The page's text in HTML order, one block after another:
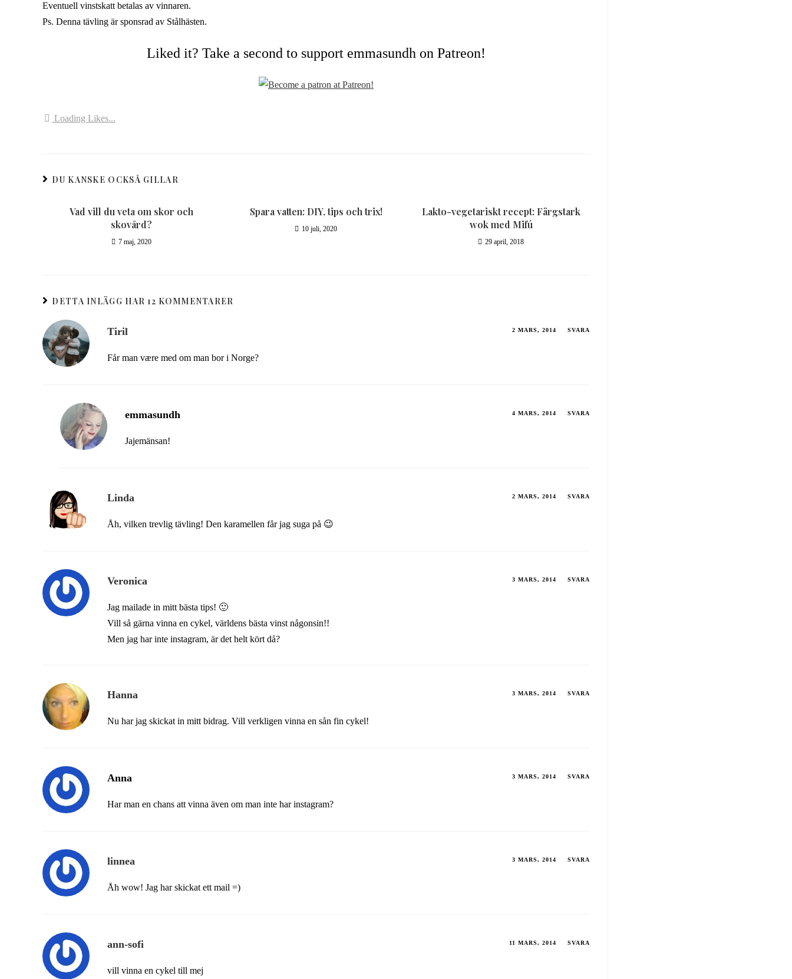
Eventuell vinstskatt betalas av vinnaren.
Ps. Denna tävling är sponsrad av Stålhästen.
Liked it? Take a second to support emmasundh on Patreon!
Loading Likes...
DU KANSKE OCKSÅ GILLAR
Vad vill du veta om skor och
skovård?
7 maj, 2020
Spara vatten: DIY, tips och trix!
10 juli, 2020
Lakto-vegetariskt recept: Färgstark
wok med Mifú
29 april, 2018
DETTA INLÄGG HAR 12 KOMMENTARER
Tiril 2 MARS, 2014 SVARA
Får man være med om man bor i Norge?
emmasundh 4 MARS, 2014 SVARA
Jajemänsan!
Linda 2 MARS, 2014 SVARA
Åh, vilken trevlig tävling! Den karamellen får jag suga på 😉
Veronica 3 MARS, 2014 SVARA
Jag mailade in mitt bästa tips! 🙂
Vill så gärna vinna en cykel, världens bästa vinst någonsin!!
Men jag har inte instagram, är det helt kört då?
Hanna 3 MARS, 2014 SVARA
Nu har jag skickat in mitt bidrag. Vill verkligen vinna en sån fin cykel!
Anna 3 MARS, 2014 SVARA
Har man en chans att vinna även om man inte har instagram?
linnea 3 MARS, 2014 SVARA
Åh wow! Jag har skickat ett mail =)
ann-sofi 11 MARS, 2014 SVARA
vill vinna en cykel till mej